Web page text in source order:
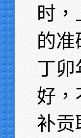
时
的
丁卯
好，
补贡